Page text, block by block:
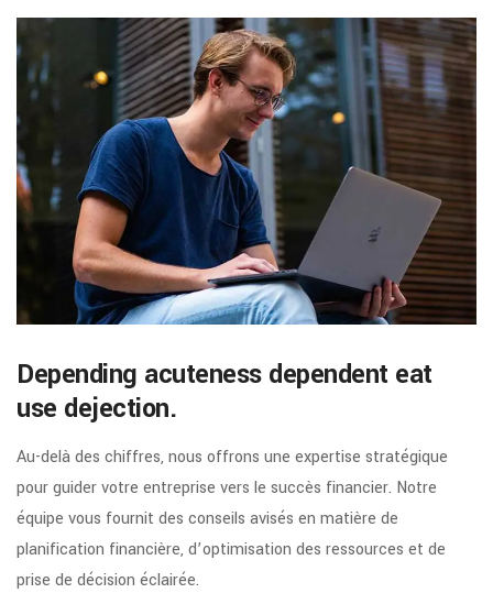
Depending acuteness dependent eat
use dejection.
Au-delà des chiffres, nous offrons une expertise stratégique
pour guider votre entreprise vers le succès financier. Notre
équipe vous fournit des conseils avisés en matière de
planification financière, d’optimisation des ressources et de
prise de décision éclairée.